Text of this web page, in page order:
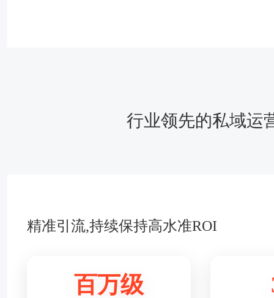
行业领先的私域运
精准引流,持续保持高水准ROI
百万级